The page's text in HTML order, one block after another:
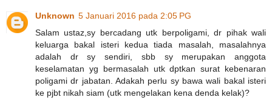
Unknown 5 Januari 2016 pada 2:05 PG
Salam ustaz,sy bercadang utk berpoligami, dr pihak wali
keluarga bakal isteri kedua tiada masalah, masalahnya
adalah dr sy sendiri, sbb sy merupakan anggota
keselamatan yg bermasalah utk dptkan surat kebenaran
poligami dr jabatan. Adakah perlu sy bawa wali bakal isteri
ke pjbt nikah siam (utk mengelakan kena denda kelak)?